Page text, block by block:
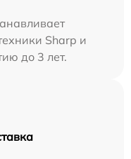
Sharp и
до 3 лет.